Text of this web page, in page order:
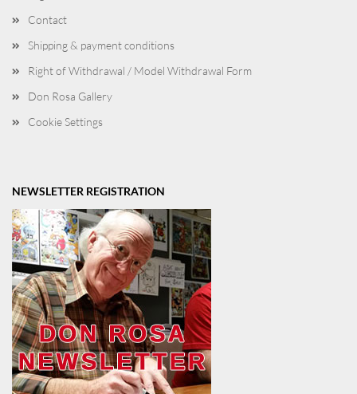
Contact
Shipping & payment conditions
Right of Withdrawal / Model Withdrawal Form
Don Rosa Gallery
Cookie Settings
NEWSLETTER REGISTRATION